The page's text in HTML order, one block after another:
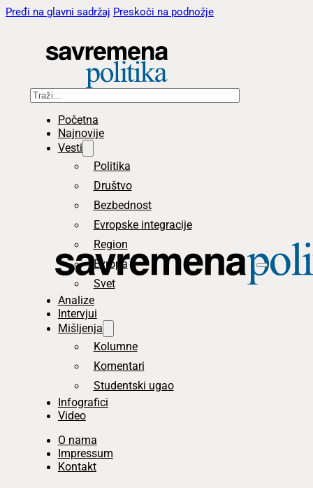
Pređi na glavni sadržaj Preskoči na podnožje
Pretraga
Početna
Najnovije
Vesti
Politika
Društvo
Bezbednost
Evropske integracije
Region
Evropa
Svet
Analize
Intervjui
Mišljenja
Kolumne
Komentari
Studentski ugao
Infografici
Video
O nama
Impressum
Kontakt